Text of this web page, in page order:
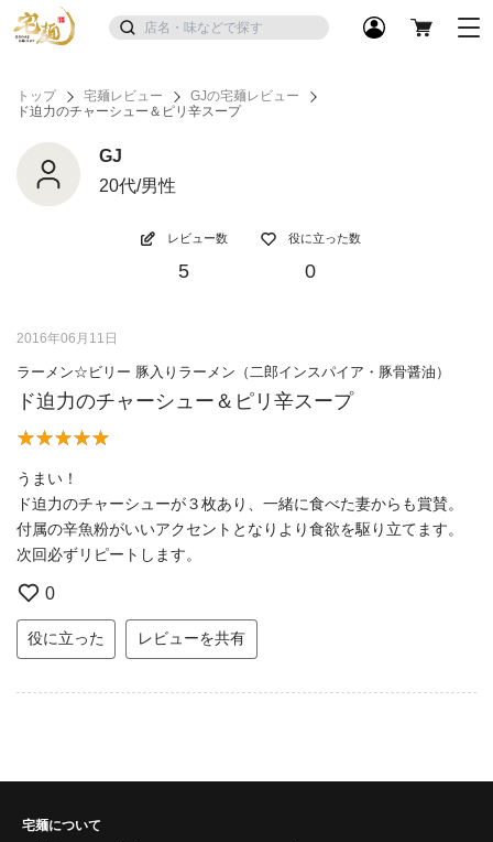
トップ 宅麺レビュー
GJの宅麺レビュー
ド迫力のチャーシュー＆ピリ辛スープ
GJ
20代/男性
レビュー数
5
役に立った数
0
2016年06月11日
ラーメン☆ビリー 豚入りラーメン（二郎インスパイア・豚骨醤油）
ド迫力のチャーシュー＆ピリ辛スープ
うまい！
ド迫力のチャーシューが３枚あり、一緒に食べた妻からも賞賛。
付属の辛魚粉がいいアクセントとなりより食欲を駆り立てます。
次回必ずリピートします。
0
役に立った レビューを共有
宅麺について